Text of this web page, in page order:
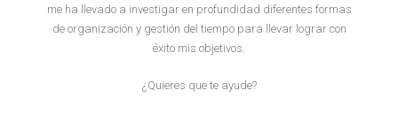
me ha llevado a investigar en profundidad diferentes formas
de organización y gestión del tiempo para llevar lograr con
éxito mis objetivos.
¿Quieres que te ayude?